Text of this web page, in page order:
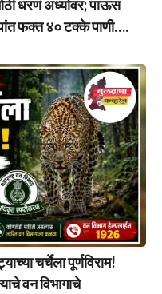
धरणं अर्ध्यावर; पाऊस
फक्त ४० टक्के पाणी….
चर्चेला पूर्णविराम!
वन विभागाचे